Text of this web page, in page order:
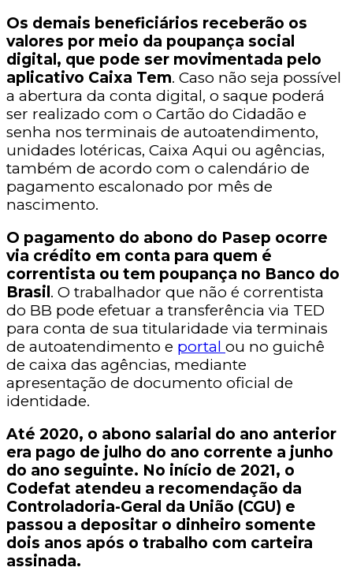
Os demais beneficiários receberão os
valores por meio da poupança social
digital, que pode ser movimentada pelo
aplicativo Caixa Tem. Caso não seja possível
a abertura da conta digital, o saque poderá
ser realizado com o Cartão do Cidadão e
senha nos terminais de autoatendimento,
unidades lotéricas, Caixa Aqui ou agências,
também de acordo com o calendário de
pagamento escalonado por mês de
nascimento.
O pagamento do abono do Pasep ocorre
via crédito em conta para quem é
correntista ou tem poupança no Banco do
Brasil . O trabalhador que não é correntista
do BB pode efetuar a transferência via TED
para conta de sua titularidade via terminais
de autoatendimento e portal ou no guichê
de caixa das agências, mediante
apresentação de documento oficial de
identidade.
Até 2020, o abono salarial do ano anterior
era pago de julho do ano corrente a junho
do ano seguinte. No início de 2021, o
Codefat atendeu a recomendação da
Controladoria-Geral da União (CGU) e
passou a depositar o dinheiro somente
dois anos após o trabalho com carteira
assinada.